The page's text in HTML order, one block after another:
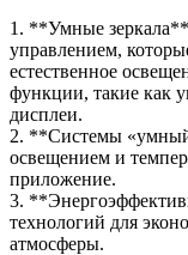
1. **Умные
управлением,
естественное
функции, такие как
дисплеи.
2. **Системы
освещением и
приложение.
3.
технологий для
атмосферы.